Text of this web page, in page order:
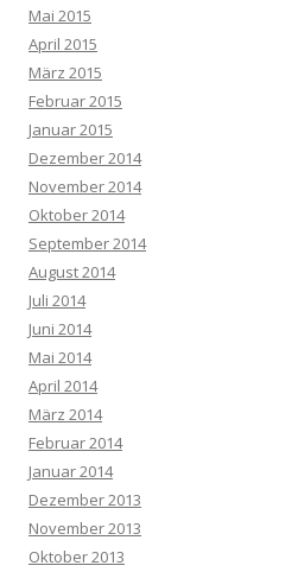
Mai 2015
April 2015
März 2015
Februar 2015
Januar 2015
Dezember 2014
November 2014
Oktober 2014
September 2014
August 2014
Juli 2014
Juni 2014
Mai 2014
April 2014
März 2014
Februar 2014
Januar 2014
Dezember 2013
November 2013
Oktober 2013